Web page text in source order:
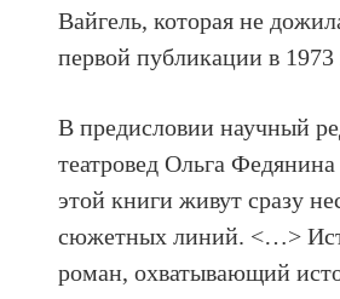
Вайгель, которая не
первой публикации в
В предисловии научный
театровед Ольга
этой книги живут сразу
сюжетных линий. <…>
роман, охватывающий